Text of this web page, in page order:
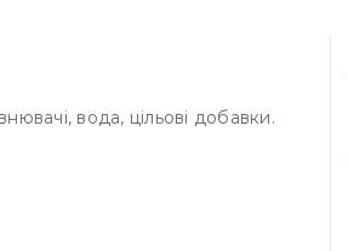
вода, цільові добавки.